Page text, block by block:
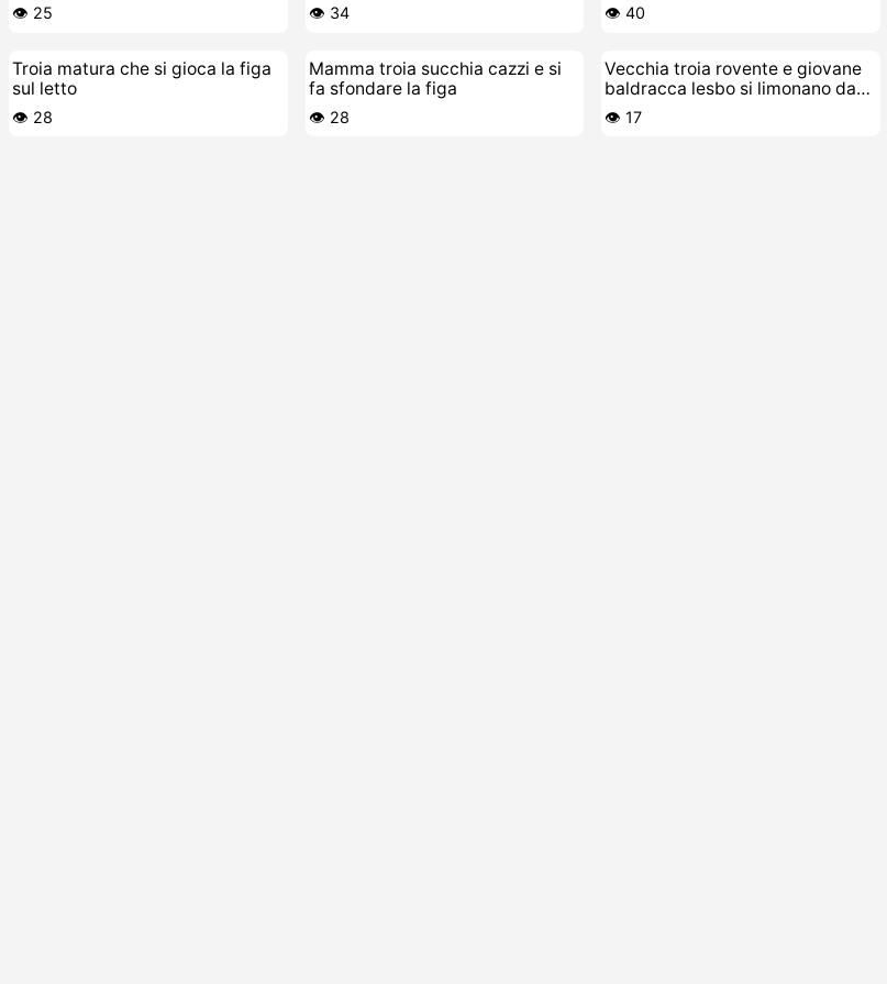
👁️ 25 👁️ 34 👁️ 40
Troia matura che si gioca la figa
sul letto
👁️ 28
Mamma troia succhia cazzi e si
fa sfondare la figa
👁️ 28
Vecchia troia rovente e giovane
baldracca lesbo si limonano da
matti a letto
👁️ 17